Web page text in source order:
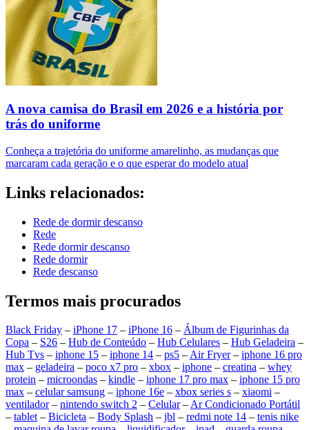
A nova camisa do Brasil em 2026 e a história por
trás do uniforme
Conheça a trajetória do uniforme amarelinho, as mudanças que
marcaram cada geração e o que esperar do modelo atual
Links relacionados:
Rede de dormir descanso
Rede
Rede dormir descanso
Rede dormir
Rede descanso
Termos mais procurados
Black Friday – iPhone 17 – iPhone 16 – Álbum de Figurinhas da
Copa – S26 – Hub de Conteúdo – Hub Celulares – Hub Geladeira –
Hub Tvs – iphone 15 – iphone 14 – ps5 –Air Fryer– iphone 16 pro
max – geladeira – poco x7 pro – xbox – iphone – creatina – whey
protein – microondas – kindle – iphone 17 pro max – iphone 15 pro
max – celular samsung – iphone 16e – xbox series s – xiaomi –
ventilador– nintendo switch 2 – Celular–Ar Condicionado Portátil
– tablet– Bicicleta – Body Splash – jbl – redmi note 14 – tenis nike